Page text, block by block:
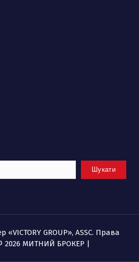
«VICTORY GROUP», ASSC. Права
2026 МИТНИЙ БРОКЕР |